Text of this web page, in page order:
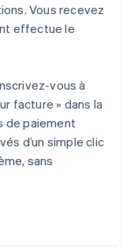
Vous recevez
effectue le
vous à
facture » dans la
de paiement
d’un simple clic
sans